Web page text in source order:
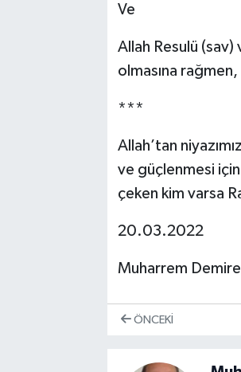
Ve
Allah Resulü
olmasına rağmen,
***
Allah’tan
ve güçlenmesi
çeken kim varsa
20.03.2022
Muharrem Demirel
ÖNCEKI